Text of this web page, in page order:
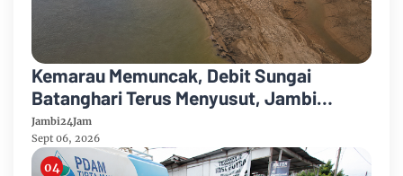
Kemarau Memuncak, Debit Sungai
Batanghari Terus Menyusut, Jambi
Hadapi Ancaman Krisis Air Bersih dan
Karhutla
Jambi24Jam
Sept 06, 2026